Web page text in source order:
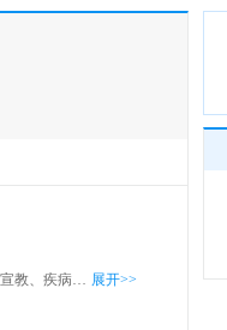
儿科门诊是我院重要门诊科室之一，承担着中北大学华工社区以及周边人群小儿预防保健、健康宣教、疾病诊疗工作。副主任医师长期出门诊，开展小儿呼吸道疾病。 展开>>